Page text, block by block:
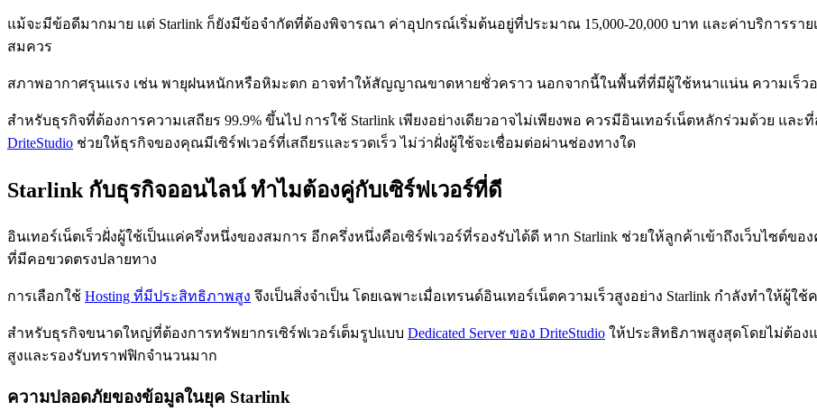
แม้จะมีข้อดีมากมาย แต่ Starlink ก็ยังมีข้อจำกัดที่ต้องพิจารณา ค่าอุปกรณ์เริ่มต้นอยู่ที่ประมาณ 15,000-20,000 บาท และค่าบริการราย
สมควร
สภาพอากาศรุนแรง เช่น พายุฝนหนักหรือหิมะตก อาจทำให้สัญญาณขาดหายชั่วคราว นอกจากนี้ในพื้นที่ที่มีผู้ใช้หนาแน่น ความเร็วอ
สำหรับธุรกิจที่ต้องการความเสถียร 99.9% ขึ้นไป การใช้ Starlink เพียงอย่างเดียวอาจไม่เพียงพอ ควรมีอินเทอร์เน็ตหลักร่วมด้วย แล
DriteStudio ช่วยให้ธุรกิจของคุณมีเซิร์ฟเวอร์ที่เสถียรและรวดเร็ว ไม่ว่าฝั่งผู้ใช้จะเชื่อมต่อผ่านช่องทางใด
Starlink กับธุรกิจออนไลน์ ทำไมต้องคู่กับเซิร์ฟเวอร์ที่ดี
อินเทอร์เน็ตเร็วฝั่งผู้ใช้เป็นแค่ครึ่งหนึ่งของสมการ อีกครึ่งหนึ่งคือเซิร์ฟเวอร์ที่รองรับได้ดี หาก Starlink ช่วยให้ลูกค้าเข้าถึงเว็บไซต์ข
ที่มีคอขวดตรงปลายทาง
การเลือกใช้ Hosting ที่มีประสิทธิภาพสูง จึงเป็นสิ่งจำเป็น โดยเฉพาะเมื่อเทรนด์อินเทอร์เน็ตความเร็วสูงอย่าง Starlink กำลังทำให้ผู้ใ
สำหรับธุรกิจขนาดใหญ่ที่ต้องการทรัพยากรเซิร์ฟเวอร์เต็มรูปแบบ Dedicated Server ของ DriteStudio ให้ประสิทธิภาพสูงสุดโดยไม่ต้อง
สูงและรองรับทราฟฟิกจำนวนมาก
ความปลอดภัยของข้อมูลในยุค Starlink